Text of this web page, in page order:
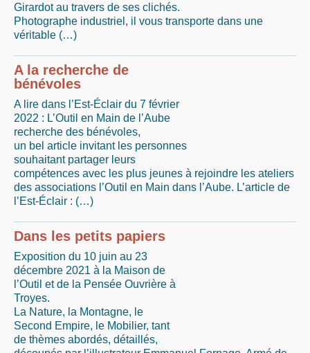
Girardot au travers de ses clichés.
Photographe industriel, il vous transporte dans une
véritable (…)
A la recherche de
bénévoles
A lire dans l’Est-Éclair du 7 février
2022 : L’Outil en Main de l’Aube
recherche des bénévoles,
un bel article invitant les personnes
souhaitant partager leurs
compétences avec les plus jeunes à rejoindre les ateliers
des associations l’Outil en Main dans l’Aube. L’article de
l’Est-Éclair : (…)
Dans les petits papiers
Exposition du 10 juin au 23
décembre 2021 à la Maison de
l’Outil et de la Pensée Ouvrière à
Troyes.
La Nature, la Montagne, le
Second Empire, le Mobilier, tant
de thèmes abordés, détaillés,